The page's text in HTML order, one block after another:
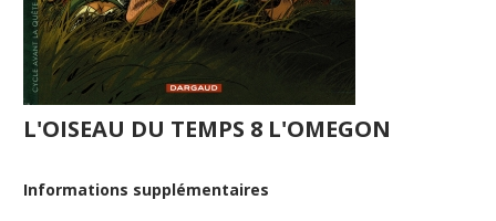
L'OISEAU DU TEMPS 8 L'OMEGON
Informations supplémentaires